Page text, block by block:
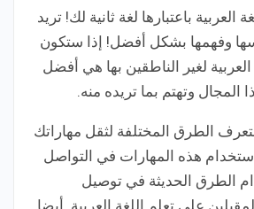
العربية باعتبارها لغة ثانية لك! تريد
وفهمها بشكل أفضل! إذا ستكون
لغير الناطقين بها هي أفضل
المجال وتهتم بما تريده منه.
الطرق المختلفة لثقل مهاراتك
هذه المهارات في التواصل
الطرق الحديثة في توصيل